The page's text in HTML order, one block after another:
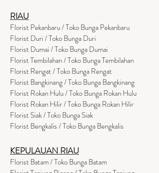
RIAU
Florist Pekanbaru / Toko Bunga Pekanbaru
Florist Duri / Toko Bunga Duri
Florist Dumai / Toko Bunga Dumai
Florist Tembilahan / Toko Bunga Tembilahan
Florist Rengat / Toko Bunga Rengat
Florist Bangkinang / Toko Bunga Bangkinang
Florist Rokan Hulu / Toko Bunga Rokan Hulu
Florist Rokan Hilir / Toko Bunga Rokan Hilir
Florist Siak / Toko Bunga Siak
Florist Bengkalis / Toko Bunga Bengkalis
KEPULAUAN RIAU
Florist Batam / Toko Bunga Batam